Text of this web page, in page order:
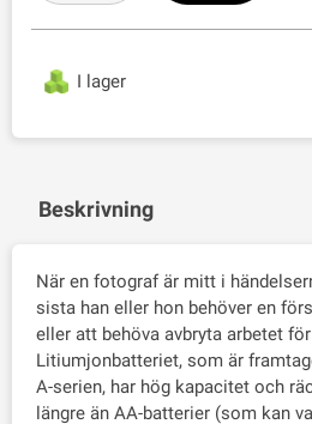
I lager
Beskrivning
När en fotograf är mitt i
sista han eller hon behöver en
eller att behöva avbryta arbetet
Litiumjonbatteriet, som är
A-serien, har hög kapacitet och
längre än AA-batterier (som kan